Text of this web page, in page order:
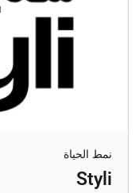
نمط الحياة
Styli